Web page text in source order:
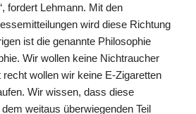
fordert Lehmann. Mit den
wird diese Richtung
ist die genannte Philosophie
Wir wollen keine Nichtraucher
wollen wir keine E-Zigaretten
Wir wissen, dass diese
weitaus überwiegenden Teil